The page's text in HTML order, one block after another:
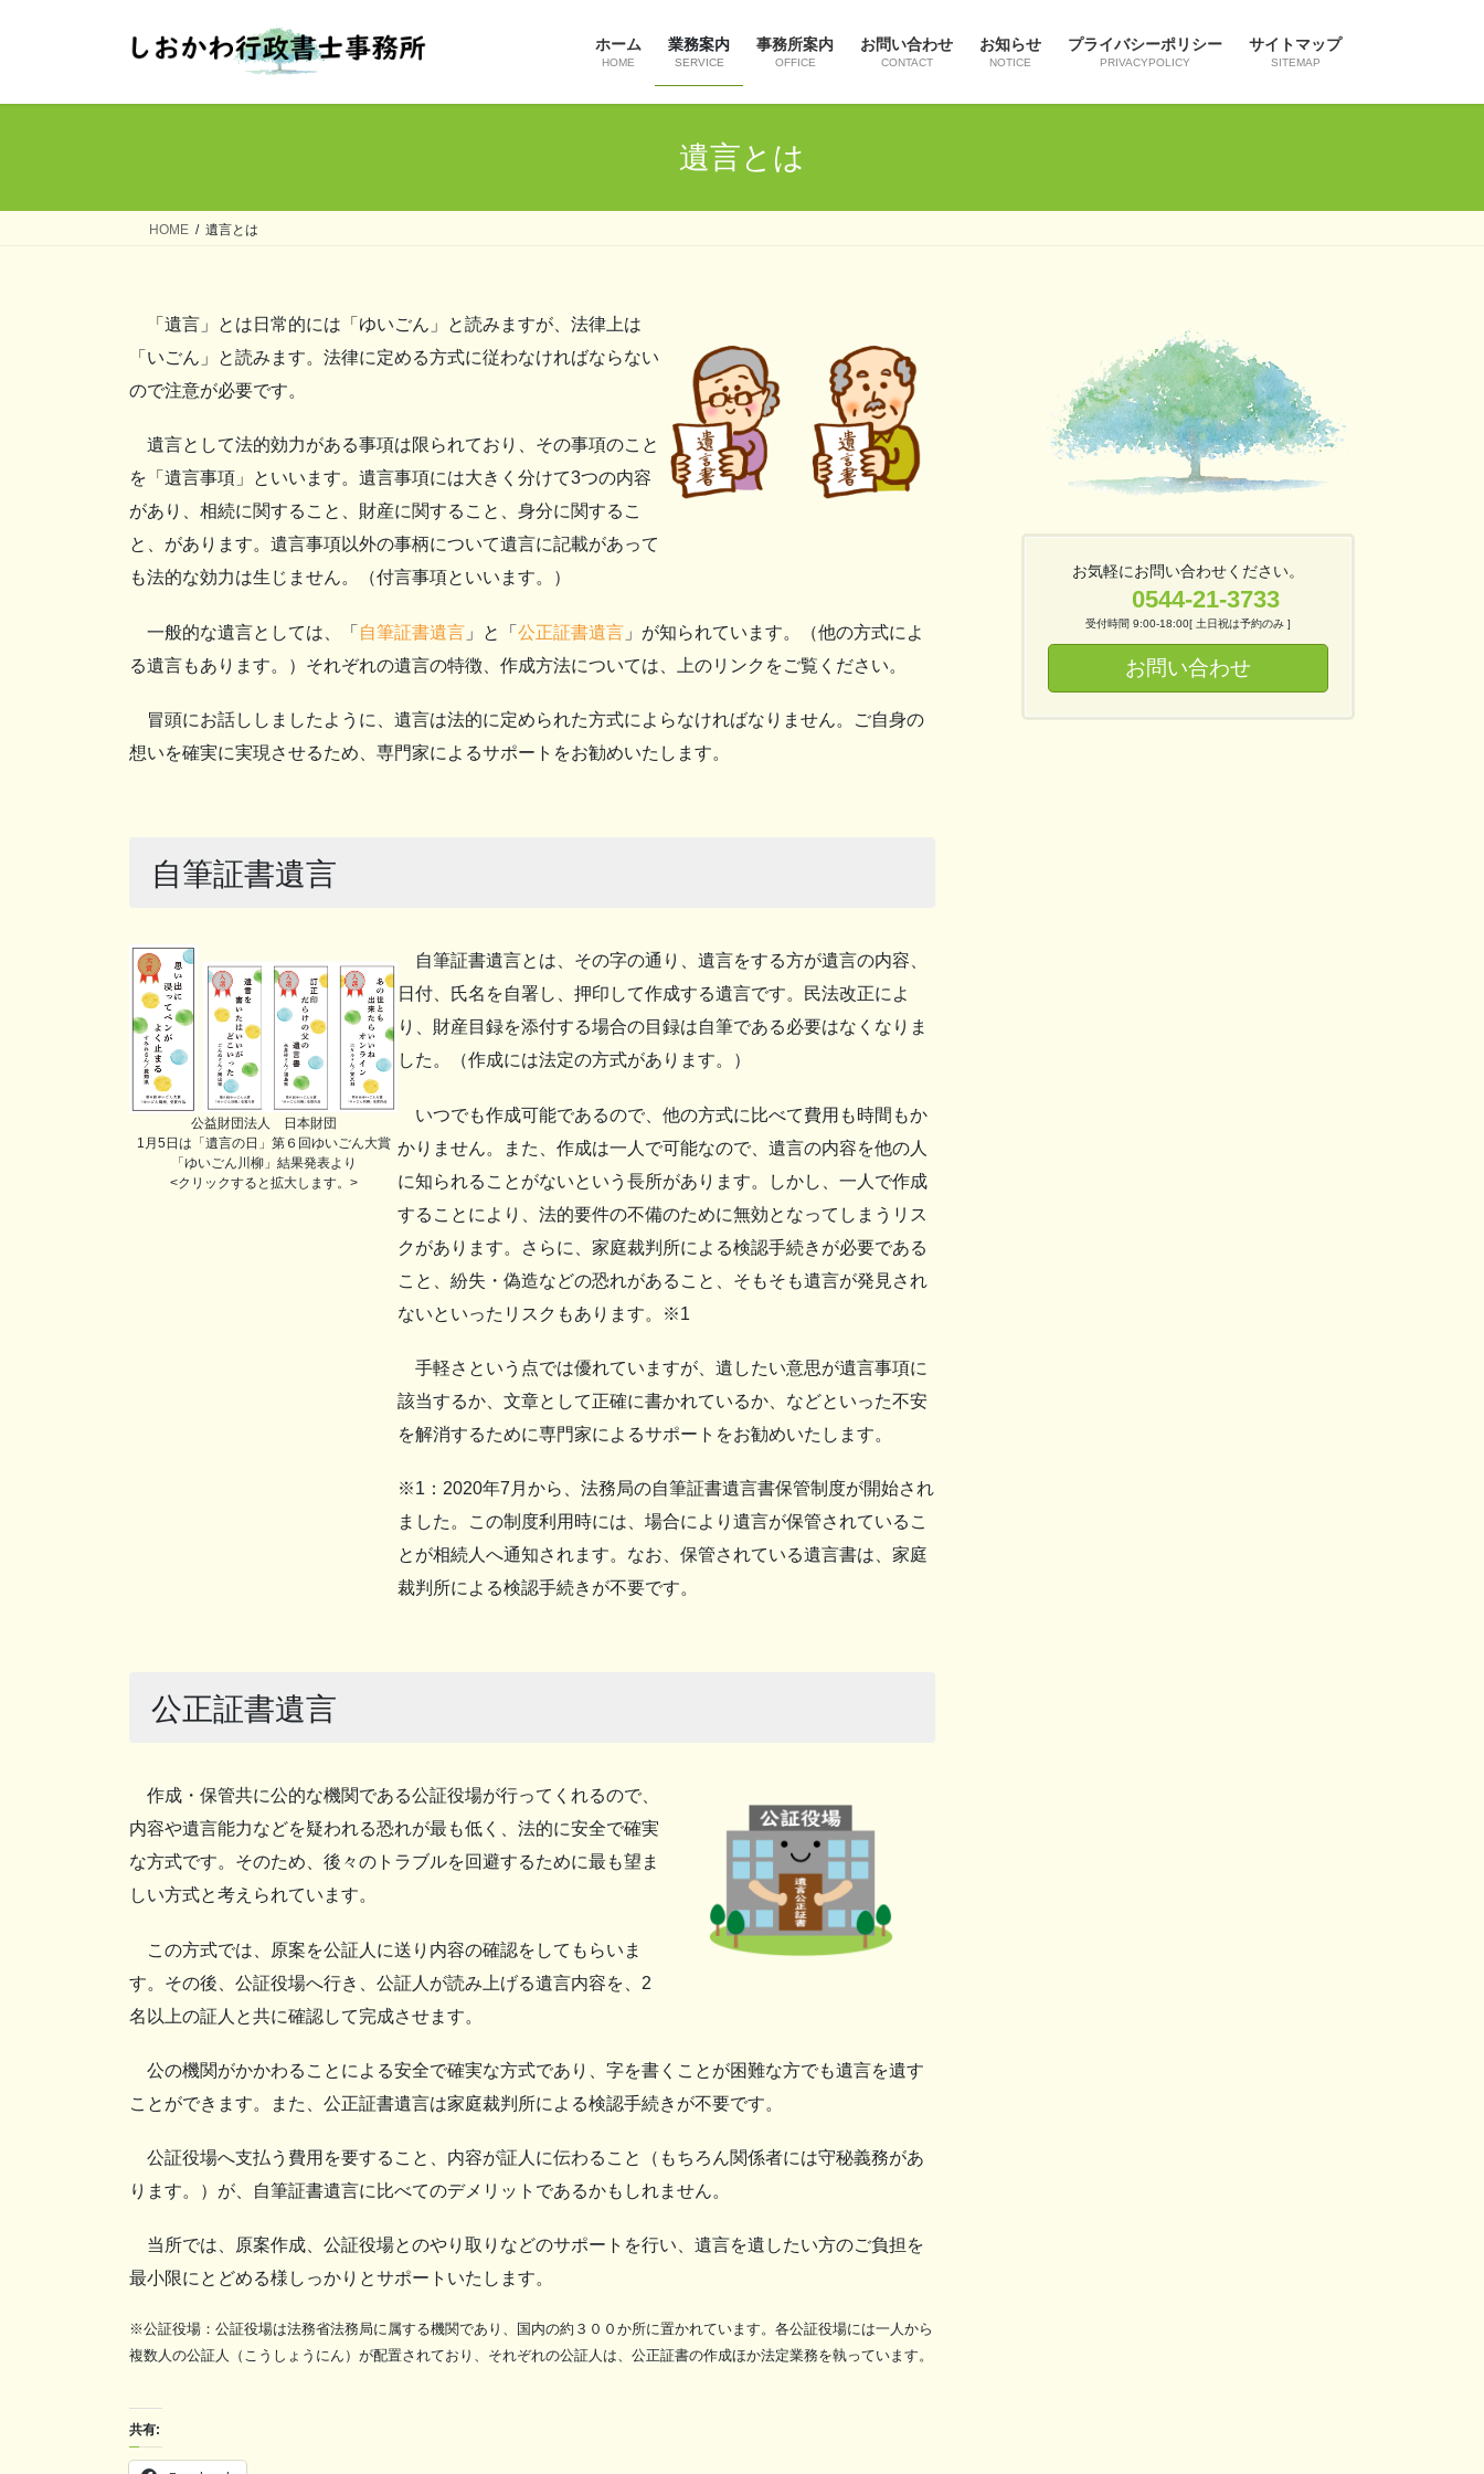
ホーム
HOME
業務案内
SERVICE
事務所案内
OFFICE
お問い合わせ
CONTACT
お知らせ
NOTICE
プライバシーポリシー
PRIVACYPOLICY
サイトマップ
SITEMAP
遺言とは
HOME 遺言とは
「遺言」とは日常的には「ゆいごん」と読みますが、法律上は
「いごん」と読みます。法律に定める方式に従わなければならない
ので注意が必要です。
遺言として法的効力がある事項は限られており、その事項のこと
を「遺言事項」といいます。遺言事項には大きく分けて3つの内容
があり、相続に関すること、財産に関すること、身分に関するこ
と、があります。遺言事項以外の事柄について遺言に記載があって
も法的な効力は生じません。（付言事項といいます。）
一般的な遺言としては、「 自筆証書遺言 」と「 公正証書遺言 」が知られています。（他の方式によ
る遺言もあります。）それぞれの遺言の特徴、作成方法については、上のリンクをご覧ください。
冒頭にお話ししましたように、遺言は法的に定められた方式によらなければなりません。ご自身の
想いを確実に実現させるため、専門家によるサポートをお勧めいたします。
自筆証書遺言
公益財団法人 日本財団
1月5日は「遺言の日」第６回ゆいごん大賞
「ゆいごん川柳」結果発表より
<クリックすると拡大します。>
自筆証書遺言とは、その字の通り、遺言をする方が遺言の内容、
日付、氏名を自署し、押印して作成する遺言です。民法改正によ
り、財産目録を添付する場合の目録は自筆である必要はなくなりま
した。（作成には法定の方式があります。）
いつでも作成可能であるので、他の方式に比べて費用も時間もか
かりません。また、作成は一人で可能なので、遺言の内容を他の人
に知られることがないという長所があります。しかし、一人で作成
することにより、法的要件の不備のために無効となってしまうリス
クがあります。さらに、家庭裁判所による検認手続きが必要である
こと、紛失・偽造などの恐れがあること、そもそも遺言が発見され
ないといったリスクもあります。※1
手軽さという点では優れていますが、遺したい意思が遺言事項に
該当するか、文章として正確に書かれているか、などといった不安
を解消するために専門家によるサポートをお勧めいたします。
※1：2020年7月から、法務局の自筆証書遺言書保管制度が開始され
ました。この制度利用時には、場合により遺言が保管されているこ
とが相続人へ通知されます。なお、保管されている遺言書は、家庭
裁判所による検認手続きが不要です。
公正証書遺言
作成・保管共に公的な機関である公証役場が行ってくれるので、
内容や遺言能力などを疑われる恐れが最も低く、法的に安全で確実
な方式です。そのため、後々のトラブルを回避するために最も望ま
しい方式と考えられています。
この方式では、原案を公証人に送り内容の確認をしてもらいま
す。その後、公証役場へ行き、公証人が読み上げる遺言内容を、2
名以上の証人と共に確認して完成させます。
公の機関がかかわることによる安全で確実な方式であり、字を書くことが困難な方でも遺言を遺す
ことができます。また、公正証書遺言は家庭裁判所による検認手続きが不要です。
公証役場へ支払う費用を要すること、内容が証人に伝わること（もちろん関係者には守秘義務があ
ります。）が、自筆証書遺言に比べてのデメリットであるかもしれません。
当所では、原案作成、公証役場とのやり取りなどのサポートを行い、遺言を遺したい方のご負担を
最小限にとどめる様しっかりとサポートいたします。
※公証役場：公証役場は法務省法務局に属する機関であり、国内の約３００か所に置かれています。各公証役場には一人から
複数人の公証人（こうしょうにん）が配置されており、それぞれの公証人は、公正証書の作成ほか法定業務を執っています。
共有:
お気軽にお問い合わせください。
0544-21-3733
受付時間 9:00-18:00[ 土日祝は予約のみ ]
お問い合わせ